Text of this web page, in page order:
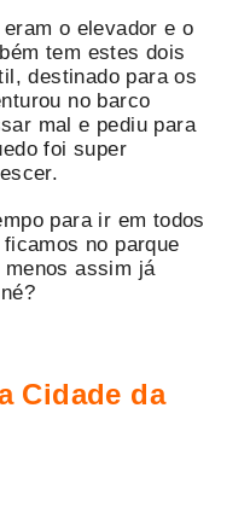
o elevador e o
tem estes dois
destinado para os
no barco
mal e pediu para
foi super
para ir em todos
no parque
assim já
Cidade da